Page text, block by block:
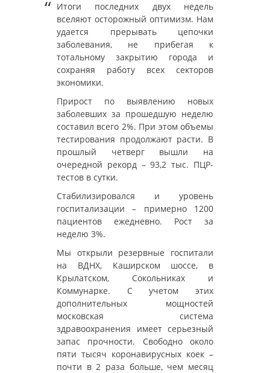
Итоги последних двух недель
вселяют осторожный оптимизм. Нам
удается прерывать цепочки
заболевания, не прибегая к
тотальному закрытию города и
сохраняя работу всех секторов
экономики.
Прирост по выявлению новых
заболевших за прошедшую неделю
составил всего 2%. При этом объемы
тестирования продолжают расти. В
прошлый четверг вышли на
очередной рекорд – 93,2 тыс. ПЦР-
тестов в сутки.
Стабилизировался и уровень
госпитализации – примерно 1200
пациентов ежедневно. Рост за
неделю 3%.
Мы открыли резервные госпитали
на ВДНХ, Каширском шоссе, в
Крылатском, Сокольниках и
Коммунарке. С учетом этих
дополнительных мощностей
московская система
здравоохранения имеет серьезный
запас прочности. Свободно около
пяти тысяч коронавирусных коек –
почти в 2 раза больше, чем месяц